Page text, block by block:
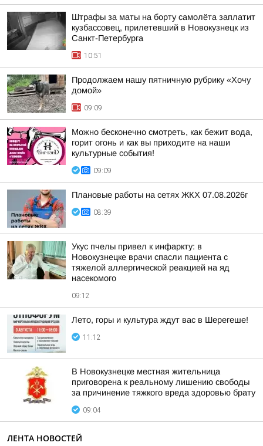
Штрафы за маты на борту самолёта заплатит
кузбассовец, прилетевший в Новокузнецк из
Санкт-Петербурга
10:51
Продолжаем нашу пятничную рубрику «Хочу
домой»
09:09
Можно бесконечно смотреть, как бежит вода,
горит огонь и как вы приходите на наши
культурные события!
09:09
Плановые работы на сетях ЖКХ 07.08.2026г
08:39
Укус пчелы привел к инфаркту: в
Новокузнецке врачи спасли пациента с
тяжелой аллергической реакцией на яд
насекомого
09:12
Лето, горы и культура ждут вас в Шерегеше!
11:12
В Новокузнецке местная жительница
приговорена к реальному лишению свободы
за причинение тяжкого вреда здоровью брату
09:04
ЛЕНТА НОВОСТЕЙ